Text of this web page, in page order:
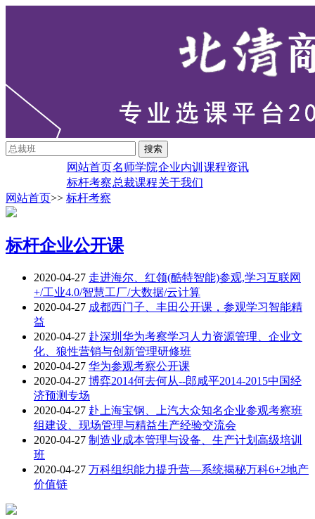
网站首页名师学院企业内训 课程资讯
标杆考察总裁课程关于我们
网站首页>> 标杆考察
标杆企业公开课
2020-04-27 走进海尔、红领(酷特智能)参观,学习互联网
+/工业4.0/智慧工厂/大数据/云计算
2020-04-27 成都西门子、丰田公开课，参观学习智能精
益
2020-04-27 赴深圳华为考察学习人力资源管理、企业文
化、狼性营销与创新管理研修班
2020-04-27 华为参观考察公开课
2020-04-27 博弈2014何去何从--郎咸平2014-2015中国经
济预测专场
2020-04-27 赴上海宝钢、上汽大众知名企业参观考察班
组建设、现场管理与精益生产经验交流会
2020-04-27 制造业成本管理与设备、生产计划高级培训
班
2020-04-27 万科组织能力提升营—系统揭秘万科6+2地产
价值链